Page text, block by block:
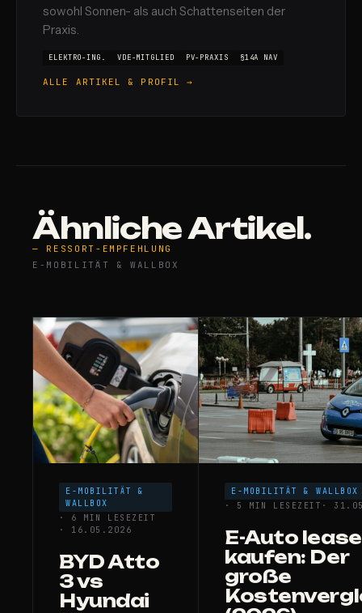
sowohl Sonnen- als auch Schattenseiten der
Praxis.
ELEKTRO-ING. VDE-MITGLIED PV-PRAXIS §14A NAV
ALLE ARTIKEL & PROFIL →
Ähnliche Artikel.
— RESSORT-EMPFEHLUNG
E-MOBILITÄT & WALLBOX
E-MOBILITÄT &
WALLBOX
· 6 MIN LESEZEIT
· 16.05.2026
BYD Atto
3 vs
Hyundai
E-MOBILITÄT & WALLBOX
· 5 MIN LESEZEIT ·
E-Auto
kaufen: Der
große